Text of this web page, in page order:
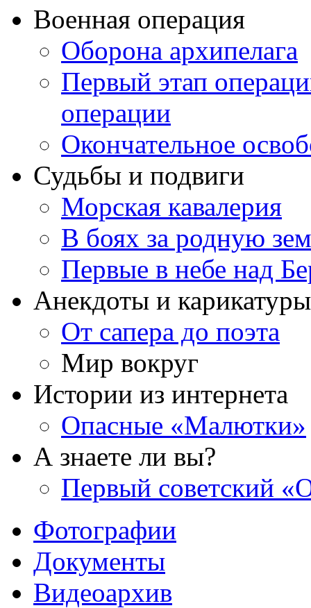
Военная операция
Оборона архипелага
Первый этап
операции
Окончательное
Судьбы и подвиги
Морская кавалерия
В боях за родную
Первые в небе над
Анекдоты и карикатуры
От сапера до поэта
Мир вокруг
Истории из интернета
Опасные «Малютки»
А знаете ли вы?
Первый советский
Фотографии
Документы
Видеоархив